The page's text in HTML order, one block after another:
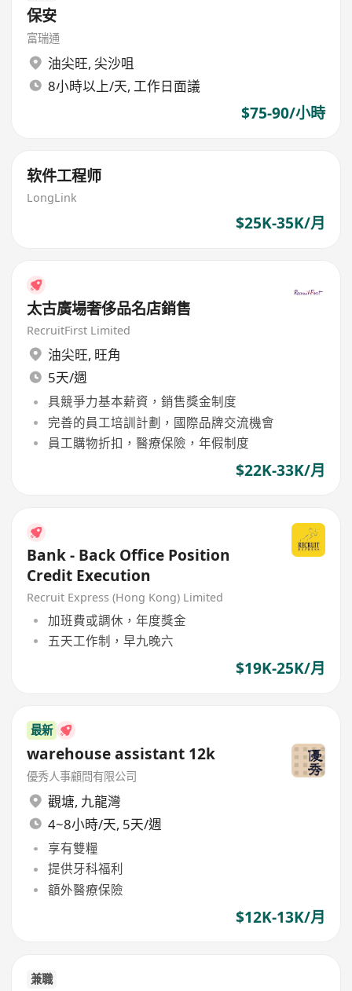
保安
富瑞通
油尖旺, 尖沙咀
8小時以上/天, 工作日面議
$75-90/小時
软件工程师
LongLink
$25K-35K/月
太古廣場奢侈品名店銷售
RecruitFirst Limited
油尖旺, 旺角
5天/週
具競爭力基本薪資，銷售獎金制度
完善的員工培訓計劃，國際品牌交流機會
員工購物折扣，醫療保險，年假制度
$22K-33K/月
Bank - Back Office Position
Credit Execution
Recruit Express (Hong Kong) Limited
加班費或調休，年度獎金
五天工作制，早九晚六
$19K-25K/月
最新
warehouse assistant 12k
優秀人事顧問有限公司
觀塘, 九龍灣
4~8小時/天, 5天/週
享有雙糧
提供牙科福利
額外醫療保險
$12K-13K/月
兼職